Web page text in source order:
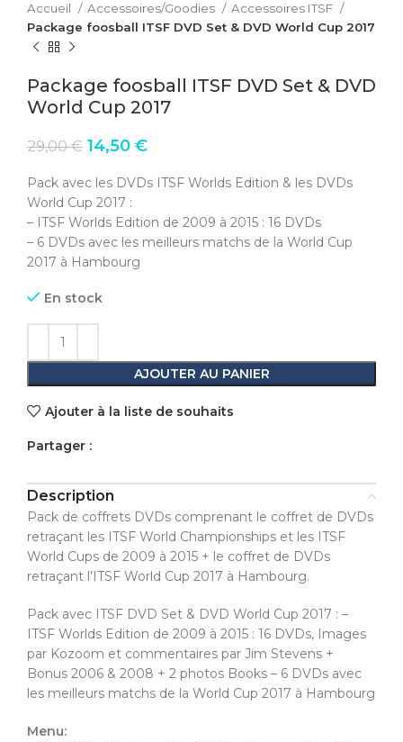
Accueil Accessoires/Goodies
Accessoires ITSF
Package foosball ITSF DVD Set & DVD World Cup 2017
Package foosball ITSF DVD Set & DVD
World Cup 2017
29,00€ Le
initial
était :
29,00 €.
14,50 €Le
actuel
14,50 €.
Pack avec les DVDs ITSF Worlds Edition & les DVDs
World Cup 2017 :
– ITSF Worlds Edition de 2009 à 2015 : 16 DVDs
– 6 DVDs avec les meilleurs matchs de la World Cup
2017 à Hambourg
En stock
AJOUTER AU PANIER
Ajouter à la liste de souhaits
Partager :
Description
Pack de coffrets DVDs comprenant le coffret de DVDs
retraçant les ITSF World Championships et les ITSF
World Cups de 2009 à 2015 + le coffret de DVDs
retraçant l’ITSF World Cup 2017 à Hambourg.
Pack avec ITSF DVD Set & DVD World Cup 2017 : –
ITSF Worlds Edition de 2009 à 2015 : 16 DVDs, Images
par Kozoom et commentaires par Jim Stevens +
Bonus 2006 & 2008 + 2 photos Books – 6 DVDs avec
les meilleurs matchs de la World Cup 2017 à Hambourg
Menu: